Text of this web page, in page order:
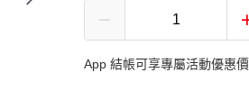
App 結帳可享專屬活動優惠價